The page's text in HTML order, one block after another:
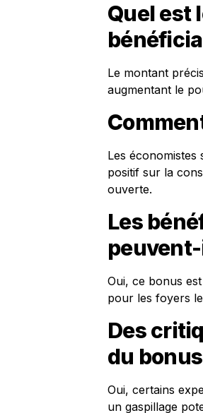
Quel est
Le montant
augmentant le
Les économistes
positif sur la
ouverte.
Les
Oui, ce bonus
pour les foyers
Des
du
Oui, certains
un gaspillage